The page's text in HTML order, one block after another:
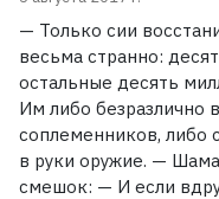
— Только сии
весьма странно:
остальные десять
Им либо безразлично
соплеменников, либо
в руки оружие. —
смешок: — И если